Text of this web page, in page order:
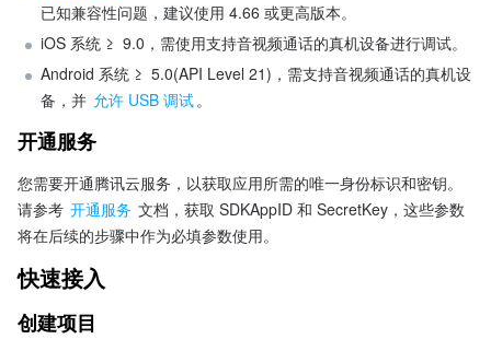
已知兼容性问题，建议使用 4.66 或更高版本。
iOS 系统 ≥  9.0，需使用支持音视频通话的真机设备进行调试。
Android 系统 ≥  5.0(API Level 21)，需支持音视频通话的真机设
备，并 允许 USB 调试。
开通服务
您需要开通腾讯云服务，以获取应用所需的唯一身份标识和密钥。
请参考 开通服务 文档，获取 SDKAppID 和 SecretKey，这些参数
将在后续的步骤中作为必填参数使用。
快速接入
创建项目